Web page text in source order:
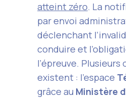
atteint zéro. La
par envoi
déclenchant
conduire et
l’épreuve. Plusieurs
existent : l’espace
grâce au Ministère